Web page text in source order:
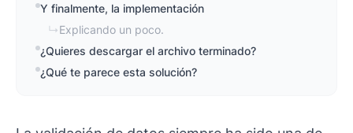
Y finalmente, la implementación
↳Explicando un poco.
¿Quieres descargar el archivo terminado?
¿Qué te parece esta solución?